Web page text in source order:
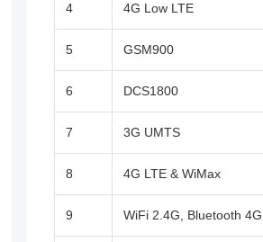
4 4G Low LTE
5 GSM900
6 DCS1800
7 3G UMTS
8 4G LTE & WiMax
9 WiFi 2.4G, Bluetooth